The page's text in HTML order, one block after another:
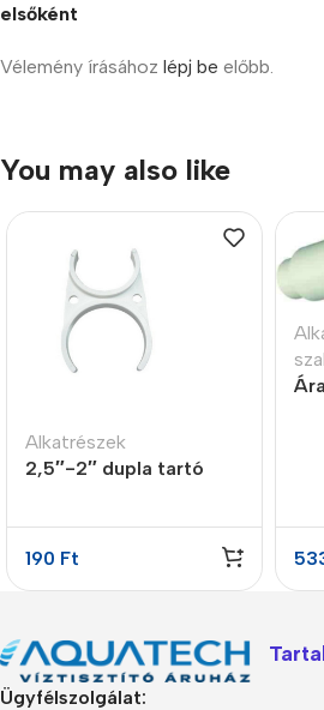
elsőként
Vélemény írásához lépj be előbb.
You may also like
Alkatrészek
2,5″-2″ dupla tartó
190 Ft
Ügyfélszolgálat: